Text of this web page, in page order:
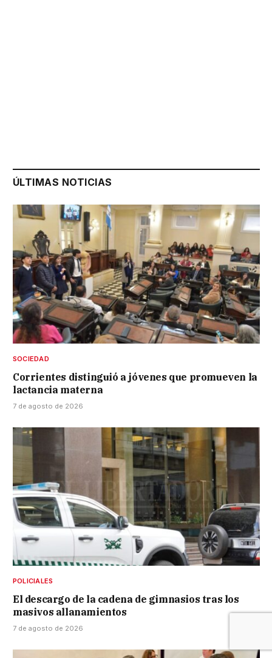
ÚLTIMAS NOTICIAS
SOCIEDAD
Corrientes distinguió a jóvenes que promueven la
lactancia materna
7 de agosto de 2026
POLICIALES
El descargo de la cadena de gimnasios tras los
masivos allanamientos
7 de agosto de 2026